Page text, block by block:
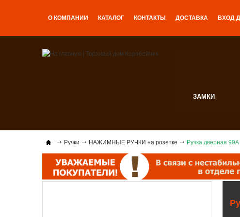
О КОМПАНИИ КАТАЛОГ КОНТАКТЫ ДОСТАВКА ВХОД
ЗАМКИ
Ручки НАЖИМНЫЕ РУЧКИ на розетке Ручка дверная